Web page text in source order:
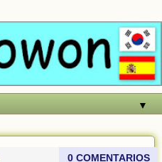
▼
0 COMENTARIOS